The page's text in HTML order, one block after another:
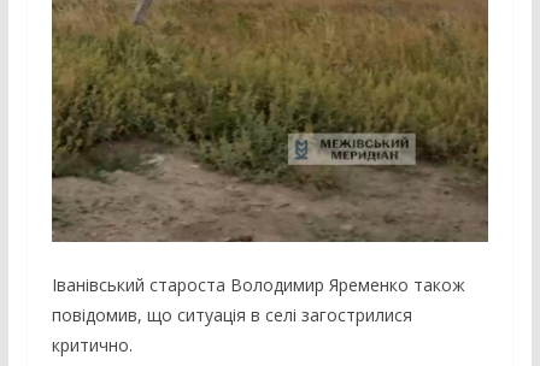
Іванівський староста Володимир Яременко також
повідомив, що ситуація в селі загострилися
критично.